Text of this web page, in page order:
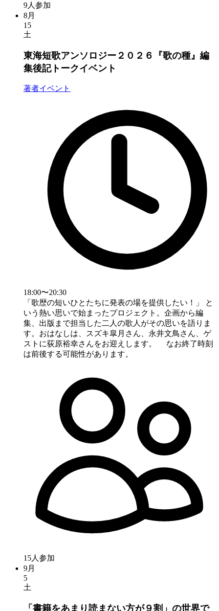
9人参加
8月
15
土
東海短歌アンソロジー２０２６『歌の種』編
集後記トークイベント
著者イベント
18:00〜20:30
「歌歴の短いひとたちに発表の場を提供したい！」 と
いう熱い思いで始まったプロジェクト。企画から編
集、出版まで担当した二人の歌人がその思いを語りま
す。おはなしは、スズキ皐月さん、永井文鳥さん、ゲ
ストに荻原裕幸さんをお迎えします。 なお終了時刻
は前後する可能性があります。
15人参加
9月
5
土
「書籍をあまり読まない方が９割」の世界で